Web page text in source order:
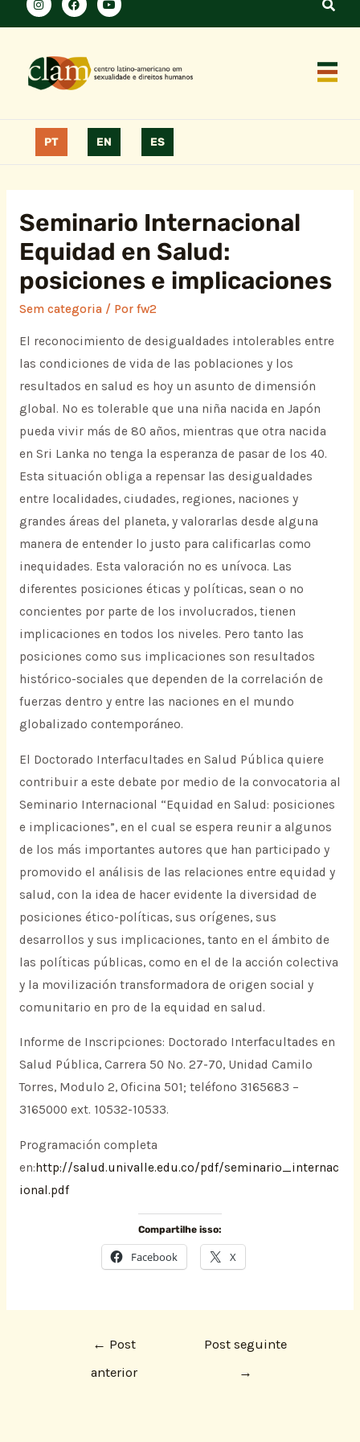
PT EN ES
Seminario Internacional
Equidad en Salud:
posiciones e implicaciones
Sem categoria/ Por fw2
El reconocimiento de desigualdades intolerables entre
las condiciones de vida de las poblaciones y los
resultados en salud es hoy un asunto de dimensión
global. No es tolerable que una niña nacida en Japón
pueda vivir más de 80 años, mientras que otra nacida
en Sri Lanka no tenga la esperanza de pasar de los 40.
Esta situación obliga a repensar las desigualdades
entre localidades, ciudades, regiones, naciones y
grandes áreas del planeta, y valorarlas desde alguna
manera de entender lo justo para calificarlas como
inequidades. Esta valoración no es unívoca. Las
diferentes posiciones éticas y políticas, sean o no
concientes por parte de los involucrados, tienen
implicaciones en todos los niveles. Pero tanto las
posiciones como sus implicaciones son resultados
histórico-sociales que dependen de la correlación de
fuerzas dentro y entre las naciones en el mundo
globalizado contemporáneo.
El Doctorado Interfacultades en Salud Pública quiere
contribuir a este debate por medio de la convocatoria al
Seminario Internacional “Equidad en Salud: posiciones
e implicaciones”, en el cual se espera reunir a algunos
de los más importantes autores que han participado y
promovido el análisis de las relaciones entre equidad y
salud, con la idea de hacer evidente la diversidad de
posiciones ético-políticas, sus orígenes, sus
desarrollos y sus implicaciones, tanto en el ámbito de
las políticas públicas, como en el de la acción colectiva
y la movilización transformadora de origen social y
comunitario en pro de la equidad en salud.
Informe de Inscripciones: Doctorado Interfacultades en
Salud Pública, Carrera 50 No. 27-70, Unidad Camilo
Torres, Modulo 2, Oficina 501; teléfono 3165683 –
3165000 ext. 10532-10533.
Programación completa
en:http://salud.univalle.edu.co/pdf/seminario_internac
ional.pdf
Compartilhe isso:
Facebook X
← Post
anterior
Post seguinte
→